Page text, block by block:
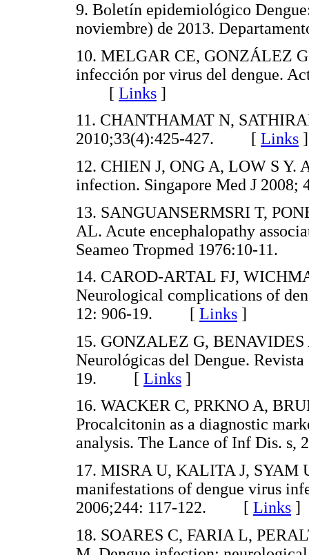
9. Boletín epidemiológico
noviembre) de 2013.
10. MELGAR CE, GONZÁLEZ
infección por virus del dengue.
[ Links ]
11. CHANTHAMAT N,
2010;33(4):425-427. [ Links ]
12. CHIEN J, ONG A, LOW S Y.
infection. Singapore Med J
13. SANGUANSERMSRI T,
AL. Acute encephalopathy
Seameo Tropmed 1976:10-
14. CAROD-ARTAL FJ,
Neurological complications of
12: 906-19. [ Links ]
15. GONZALEZ G,
Neurológicas del Dengue.
19. [ Links ]
16. WACKER C, PRKNO A,
Procalcitonin as a diagnostic
analysis. The Lance of Inf Dis.
17. MISRA U, KALITA J, SYAM
manifestations of dengue virus
2006;244: 117-122. [ Links ]
18. SOARES C, FARIA L,